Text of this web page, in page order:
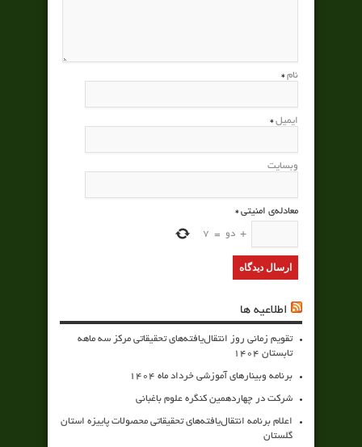
نام *
ایمیل *
وبسایت
معادله‌ی امنیتی*
+ دو =
7
اطلاعیه ها
تقویم زمانی روز انتقال‌یافته‌های تحقیقاتی مرکز سه ماهه
تابستان 1404
برنامه وبینارهای آموزشی خرداد ماه 1404
شرکت در چهاردهمین کنگره علوم باغبانی
اعلام برنامه انتقال‌یافته‌های تحقیقاتی محصولات پاییزه استان
گلستان